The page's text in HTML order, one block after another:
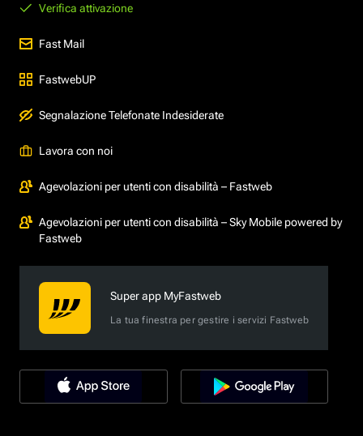
Verifica attivazione
Fast Mail
FastwebUP
Segnalazione Telefonate Indesiderate
Lavora con noi
Agevolazioni per utenti con disabilità – Fastweb
Agevolazioni per utenti con disabilità – Sky Mobile powered by
Fastweb
Super app MyFastweb
La tua finestra per gestire i servizi Fastweb